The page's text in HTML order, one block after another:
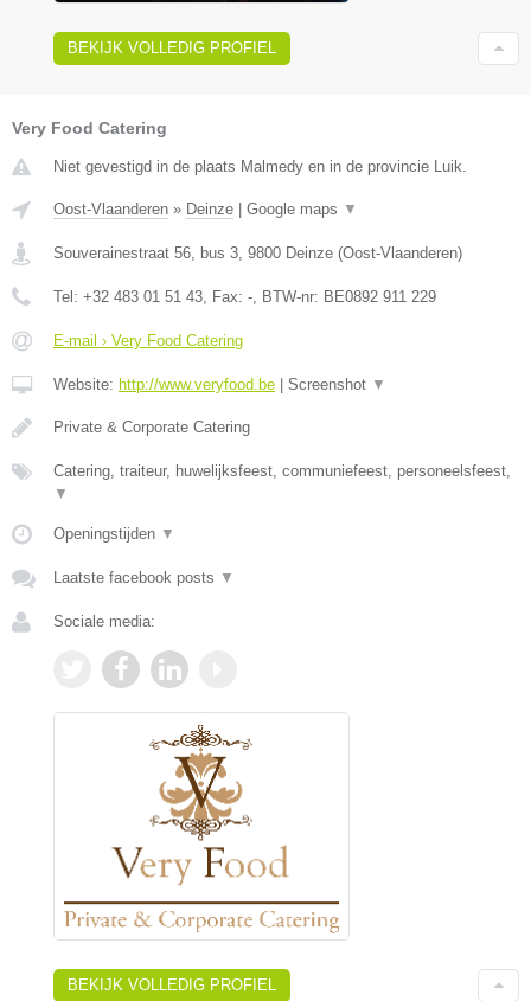
BEKIJK VOLLEDIG PROFIEL
Very Food Catering
Niet gevestigd in de plaats Malmedy en in de provincie Luik.
Oost-Vlaanderen » Deinze Google maps ▼
Souverainestraat 56, bus 3, 9800 Deinze (Oost-Vlaanderen)
Tel: +32 483 01 51 43, Fax: -, BTW-nr: BE0892 911 229
E-mail › Very Food Catering
Website: http://www.veryfood.be Screenshot ▼
Private & Corporate Catering
Catering, traiteur, huwelijksfeest, communiefeest, personeelsfeest,
▼
Openingstijden ▼
Laatste facebook posts ▼
Sociale media:
BEKIJK VOLLEDIG PROFIEL